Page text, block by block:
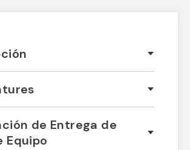
de Entrega de
Equipo